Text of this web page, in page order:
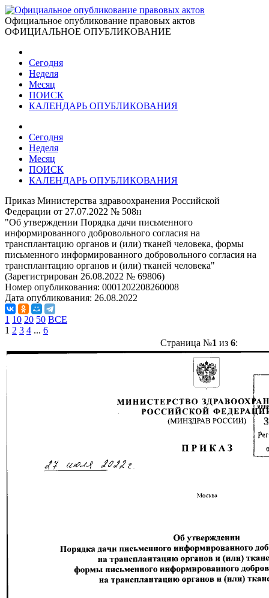
Официальное опубликование правовых актов
ОФИЦИАЛЬНОЕ ОПУБЛИКОВАНИЕ
Сегодня
Неделя
Месяц
ПОИСК
КАЛЕНДАРЬ ОПУБЛИКОВАНИЯ
Сегодня
Неделя
Месяц
ПОИСК
КАЛЕНДАРЬ ОПУБЛИКОВАНИЯ
Приказ Министерства здравоохранения Российской
Федерации от 27.07.2022 № 508н
"Об утверждении Порядка дачи письменного
информированного добровольного согласия на
трансплантацию органов и (или) тканей человека, формы
письменного информированного добровольного согласия на
трансплантацию органов и (или) тканей человека"
(Зарегистрирован 26.08.2022 № 69806)
Номер опубликования: 0001202208260008
Дата опубликования: 26.08.2022
1 10 20 50 ВСЕ
1 2 3 4 ... 6
Страница №1 из 6: